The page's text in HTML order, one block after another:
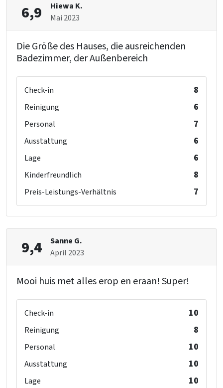
6,9
Hiewa K.
Mai 2023
Die Größe des Hauses, die ausreichenden
Badezimmer, der Außenbereich
Check-in 8
Reinigung 6
Personal 7
Ausstattung 6
Lage 6
Kinderfreundlich 8
Preis-Leistungs-Verhältnis 7
9,4
Sanne G.
April 2023
Mooi huis met alles erop en eraan! Super!
Check-in 10
Reinigung 8
Personal 10
Ausstattung 10
Lage 10